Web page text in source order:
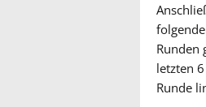
Runden
letzten
Runde